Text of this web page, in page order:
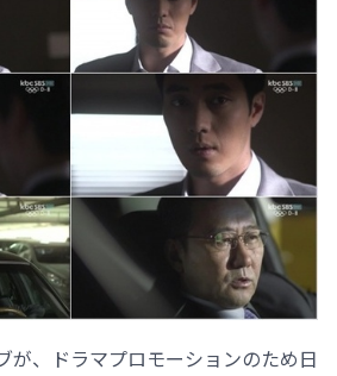
が、ドラマプロモーションのため日